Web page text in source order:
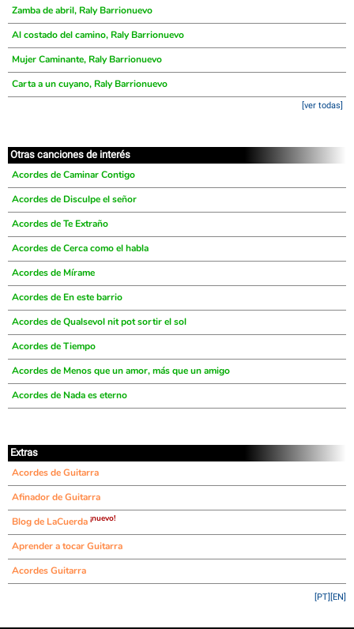
Zamba de abril, Raly Barrionuevo
Al costado del camino, Raly Barrionuevo
Mujer Caminante, Raly Barrionuevo
Carta a un cuyano, Raly Barrionuevo
[ver todas]
Otras canciones de interés
Acordes de Caminar Contigo
Acordes de Disculpe el señor
Acordes de Te Extraño
Acordes de Cerca como el habla
Acordes de Mírame
Acordes de En este barrio
Acordes de Qualsevol nit pot sortir el sol
Acordes de Tiempo
Acordes de Menos que un amor, más que un amigo
Acordes de Nada es eterno
Extras
Acordes de Guitarra
Afinador de Guitarra
Blog de LaCuerda ¡nuevo!
Aprender a tocar Guitarra
Acordes Guitarra
[EN]
[PT]